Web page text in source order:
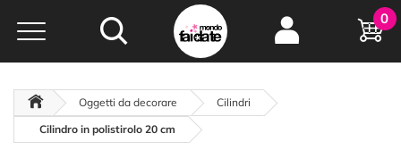
Hobby e
creatività...
oltre 15 anni online
0
Oggetti da decorare
Cilindri
Cilindro in polistirolo 20 cm